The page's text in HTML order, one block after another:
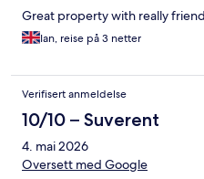
Great property with really
Ian, reise på 3 netter
Verifisert anmeldelse
10/10 – Suverent
4. mai 2026
Oversett med Google